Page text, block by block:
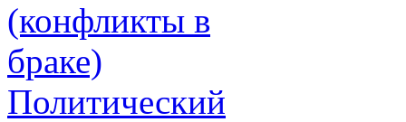
(конфликты в
браке)
Политический